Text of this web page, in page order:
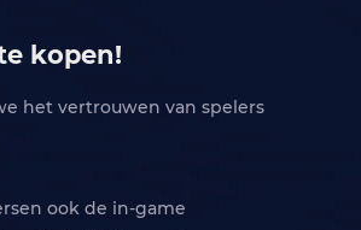
kopen!
het vertrouwen van spelers
ook de in-game